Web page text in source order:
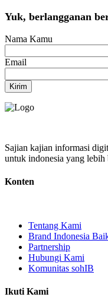
Yuk, berlangganan
Nama Kamu
Email
Kirim
Sajian kajian informasi
untuk indonesia yang lebih
Konten
Tentang Kami
Brand Indonesia
Partnership
Hubungi Kami
Komunitas sohIB
Ikuti Kami